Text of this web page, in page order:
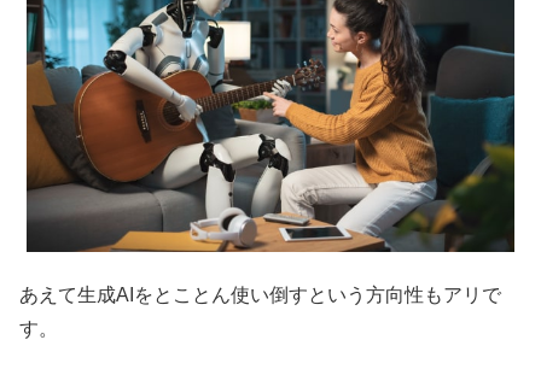
あえて生成AIをとことん使い倒すという方向性もアリで
す。